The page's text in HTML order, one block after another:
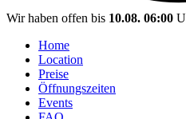
Wir haben offen bis 10.08. 06:00
Home
Location
Preise
Öffnungszeiten
Events